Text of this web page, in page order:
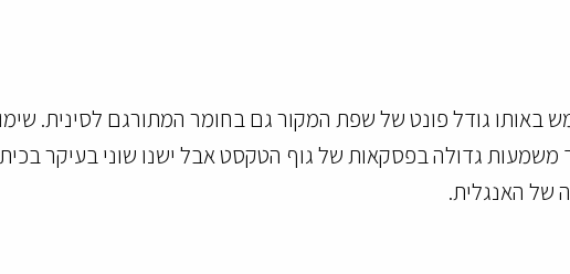
גודל פונט של שפת המקור גם בחומר המתורגם לסינית. שימו
משמעות גדולה בפסקאות של גוף הטקסט אבל ישנו שוני בעיקר
של האנגלית.